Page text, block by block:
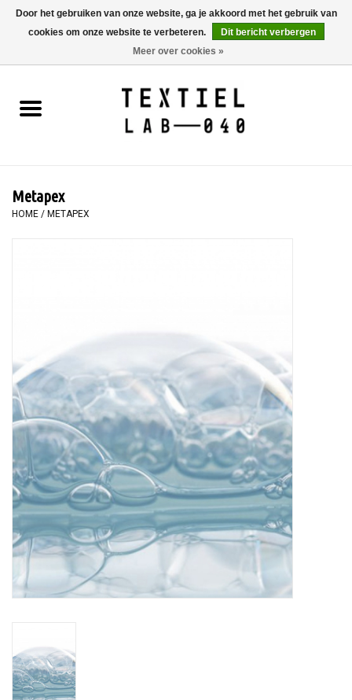
0 Artikelen - €0,00
BOEKEN
SCHILDEREN
TOOLS
Blog
Metapex
HOME / METAPEX
Door het gebruiken van onze website, ga je akkoord met het gebruik van
cookies om onze website te verbeteren.
Dit bericht verbergen
Meer over cookies »